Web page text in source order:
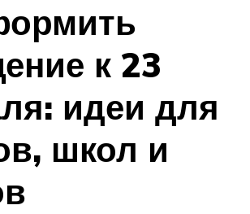
к 23
идеи для
школ и